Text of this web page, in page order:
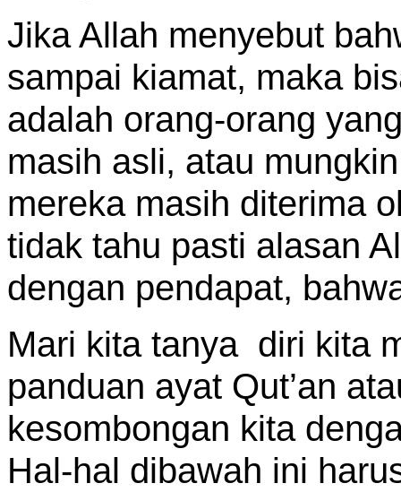
Jika Allah menyebut
sampai kiamat, maka
adalah orang-orang
masih asli, atau
mereka masih diterima
tidak tahu pasti alasan
dengan pendapat,
Mari kita tanya diri kita
panduan ayat Qut’an
kesombongan kita
Hal-hal dibawah ini